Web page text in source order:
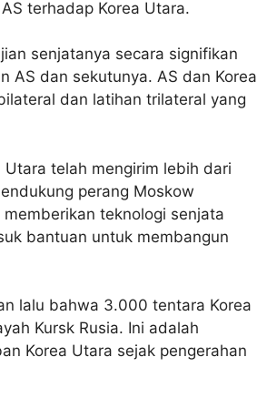
terhadap Korea Utara.
senjatanya secara signifikan
AS dan sekutunya. AS dan Korea
dan latihan trilateral yang
Utara telah mengirim lebih dari
perang Moskow
teknologi senjata
bantuan untuk membangun
lalu bahwa 3.000 tentara Korea
Kursk Rusia. Ini adalah
Korea Utara sejak pengerahan